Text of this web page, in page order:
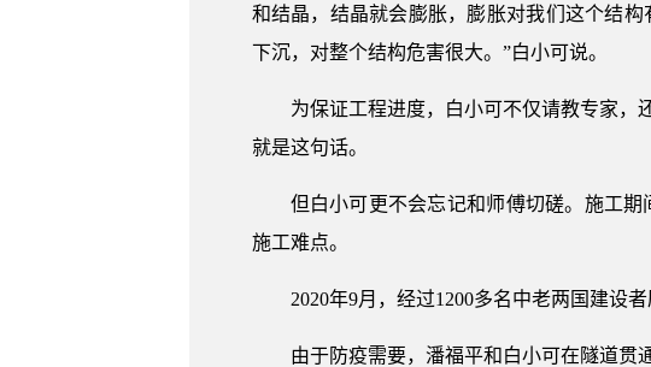
和结晶，结晶就会膨胀，膨胀对我们这个结
下沉，对整个结构危害很大。”白小可说。
为保证工程进度，白小可不仅请教专家，
就是这句话。
但白小可更不会忘记和师傅切磋。施工
施工难点。
2020年9月，经过1200多名中老两国建设
由于防疫需要，潘福平和白小可在隧道贯